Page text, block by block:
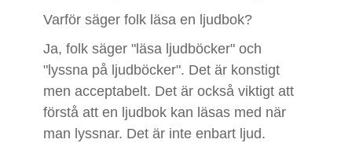
Varför säger folk läsa en ljudbok?
Ja, folk säger "läsa ljudböcker" och
"lyssna på ljudböcker". Det är konstigt
men acceptabelt. Det är också viktigt att
förstå att en ljudbok kan läsas med när
man lyssnar. Det är inte enbart ljud.